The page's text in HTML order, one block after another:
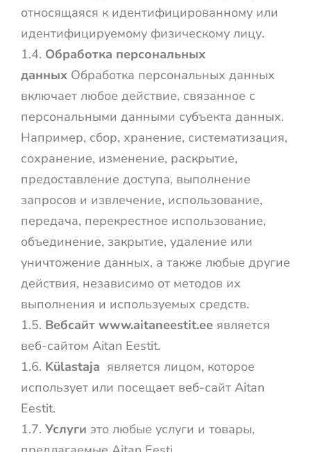
относящаяся к идентифицированному или
идентифицируемому физическому лицу.
1.4. Обработка персональных
данных Обработка персональных данных
включает любое действие, связанное с
персональными данными субъекта данных.
Например, сбор, хранение, систематизация,
сохранение, изменение, раскрытие,
предоставление доступа, выполнение
запросов и извлечение, использование,
передача, перекрестное использование,
объединение, закрытие, удаление или
уничтожение данных, а также любые другие
действия, независимо от методов их
выполнения и используемых средств.
1.5. Вебсайт www.aitaneestit.ee является
веб-сайтом Aitan Eestit.
1.6. Külastaja является лицом, которое
использует или посещает веб-сайт Aitan
Eestit.
1.7. Услуги это любые услуги и товары,